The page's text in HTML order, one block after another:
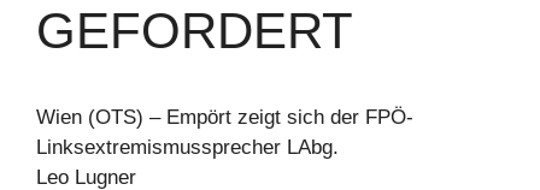
GEFORDERT
Wien (OTS) – Empört zeigt sich der FPÖ-
Linksextremismussprecher LAbg.
Leo Lugner